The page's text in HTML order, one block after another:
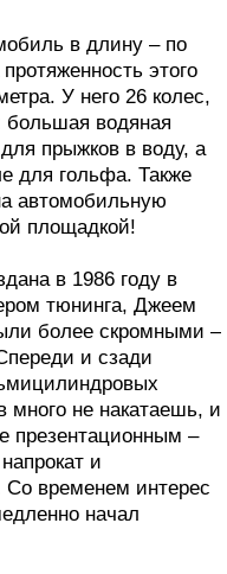
в длину – по
этого
У него 26 колес,
большая водяная
прыжков в воду, а
для гольфа. Также
автомобильную
площадкой!
в 1986 году в
тюнинга, Джеем
более скромными –
и сзади
много не накатаешь, и
презентационным –
и
временем интерес
начал